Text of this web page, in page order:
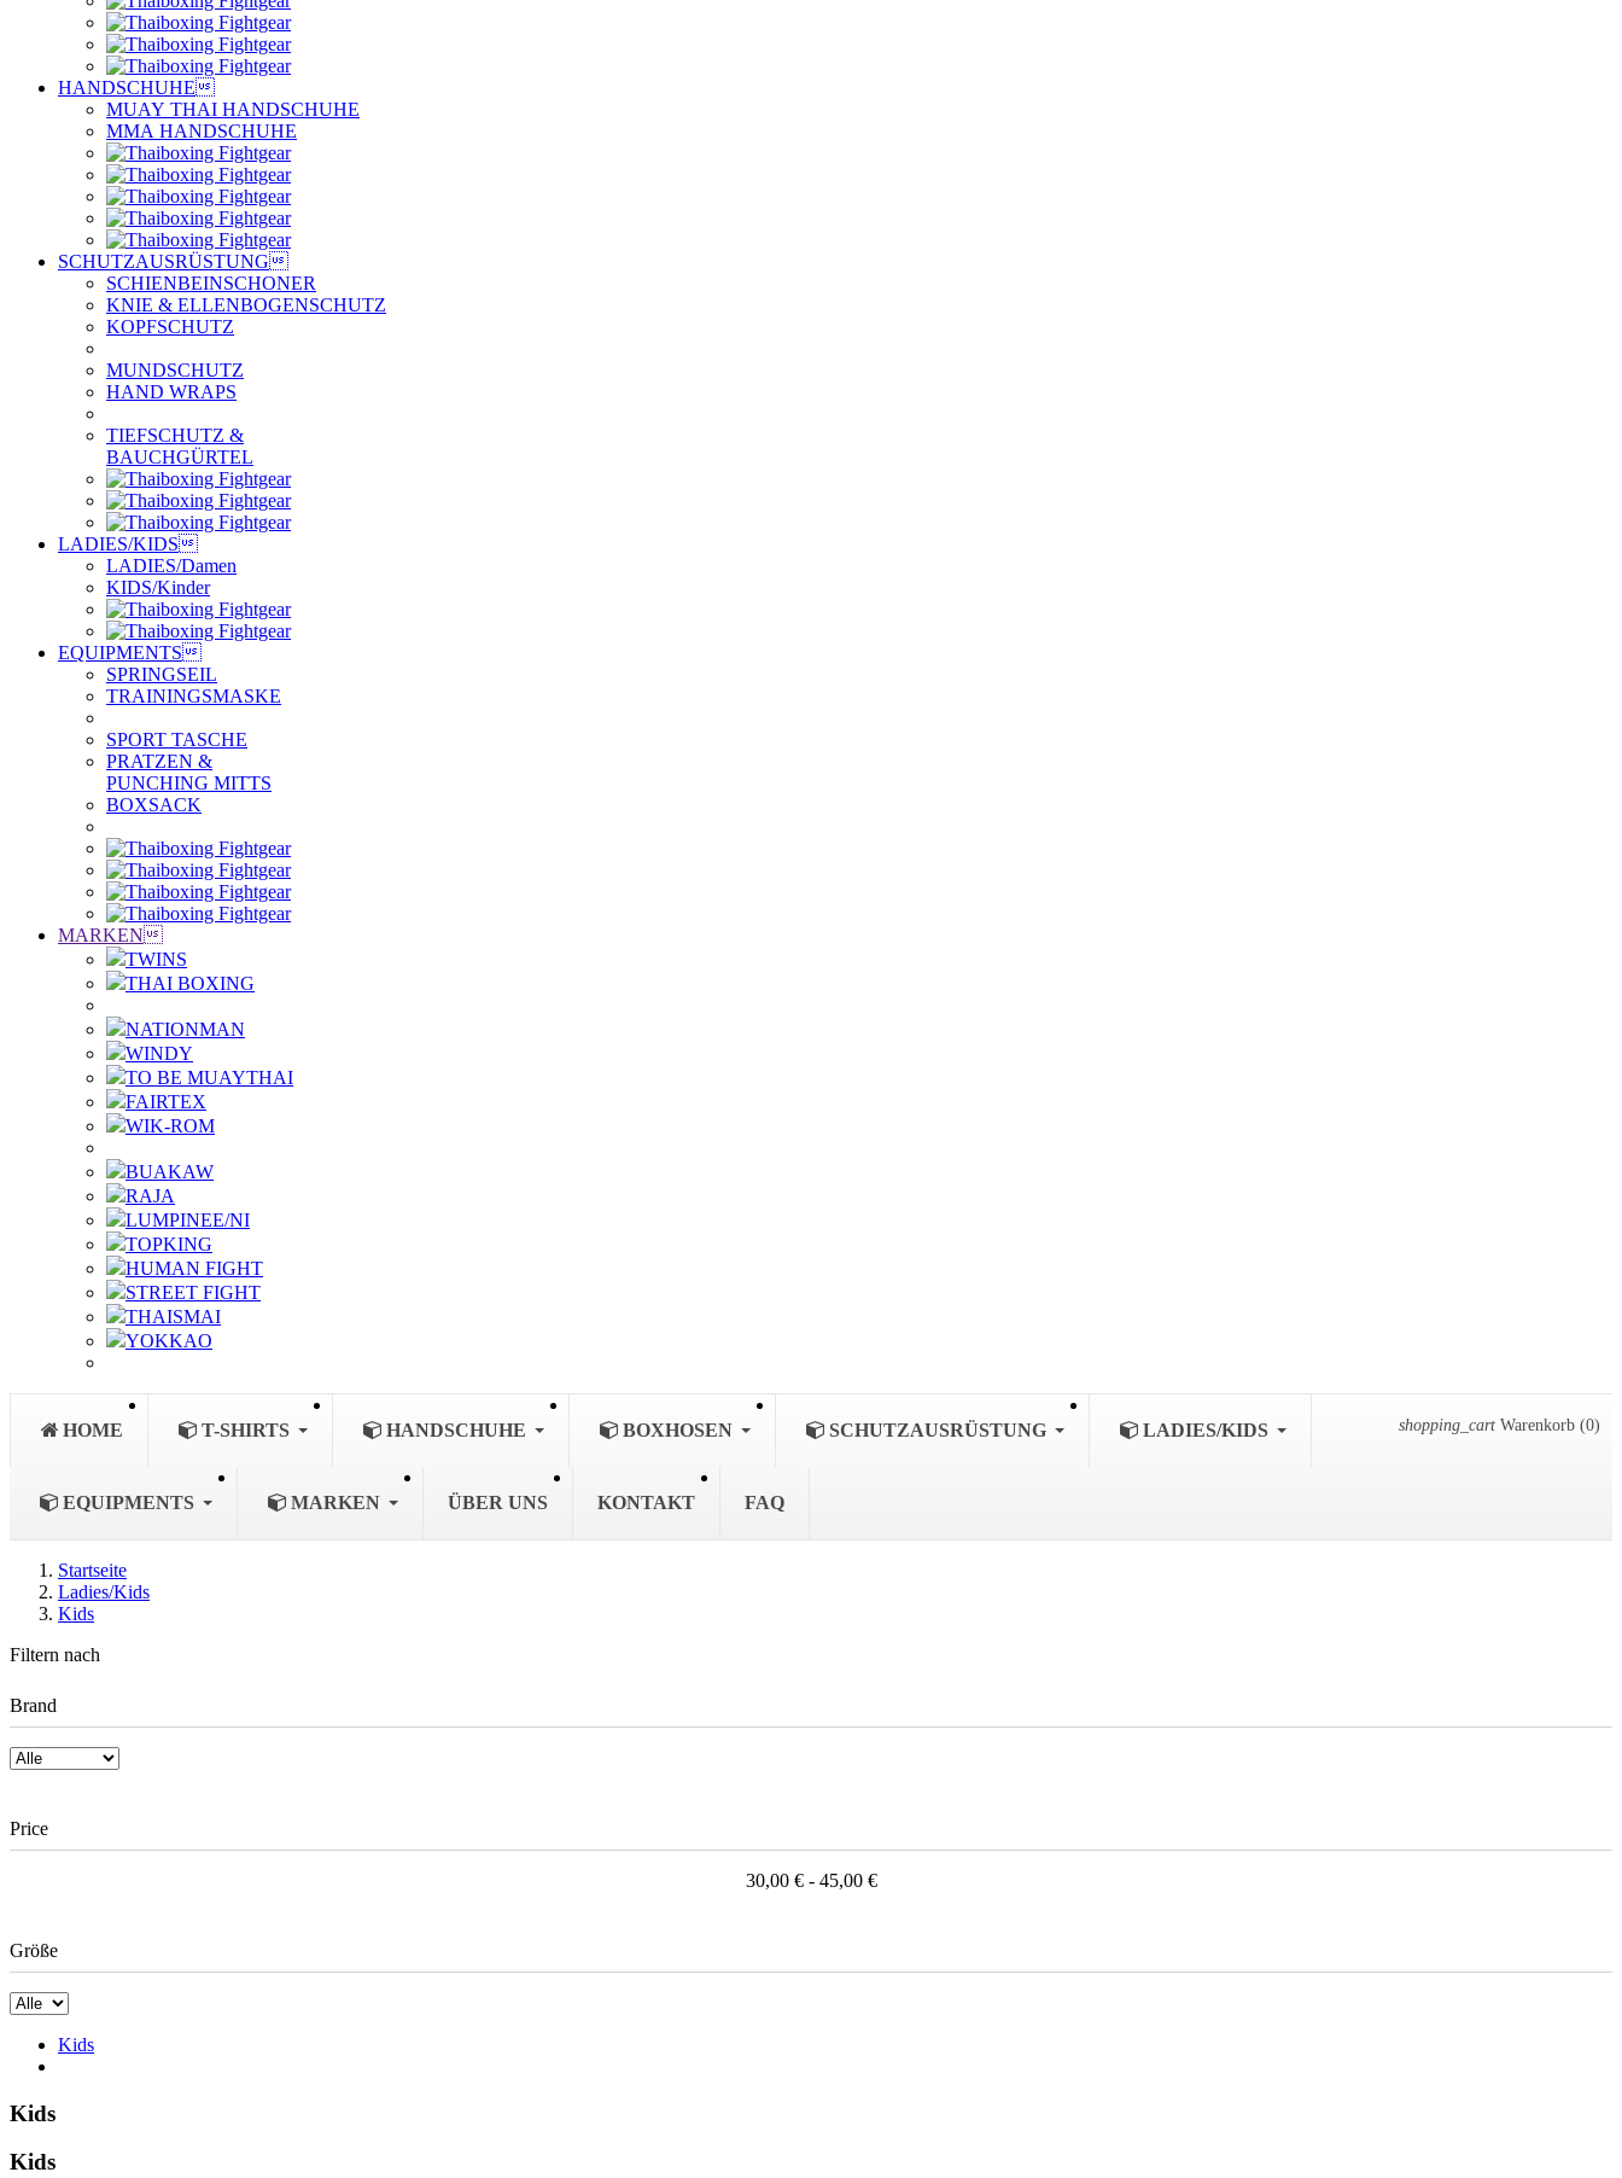
HANDSCHUHE
MUAY THAI HANDSCHUHE
MMA HANDSCHUHE
SCHUTZAUSRÜSTUNG
SCHIENBEINSCHONER
KNIE & ELLENBOGENSCHUTZ
KOPFSCHUTZ
MUNDSCHUTZ
HAND WRAPS
TIEFSCHUTZ &
BAUCHGÜRTEL
LADIES/KIDS
LADIES/Damen
KIDS/Kinder
EQUIPMENTS
SPRINGSEIL
TRAININGSMASKE
SPORT TASCHE
PRATZEN &
PUNCHING MITTS
BOXSACK
MARKEN
TWINS
THAI BOXING
NATIONMAN
WINDY
TO BE MUAYTHAI
FAIRTEX
WIK-ROM
BUAKAW
RAJA
LUMPINEE/NI
TOPKING
HUMAN FIGHT
STREET FIGHT
THAISMAI
YOKKAO
HOME T-SHIRTS HANDSCHUHE BOXHOSEN SCHUTZAUSRÜSTUNG LADIES/KIDS
EQUIPMENTS MARKEN ÜBER UNS KONTAKT FAQ
shopping_cart Warenkorb (0)
Startseite
Ladies/Kids
Kids
Filtern nach
Brand
Price
30,00 € - 45,00 €
Größe
Kids
Kids
Kids